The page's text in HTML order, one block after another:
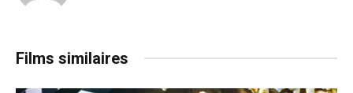
Films similaires